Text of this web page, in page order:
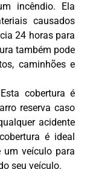
incêndio. Ela
causados
24 horas para
também pode
caminhões e
Esta cobertura é
reserva caso
acidente
é ideal
um veículo para
seu veículo.